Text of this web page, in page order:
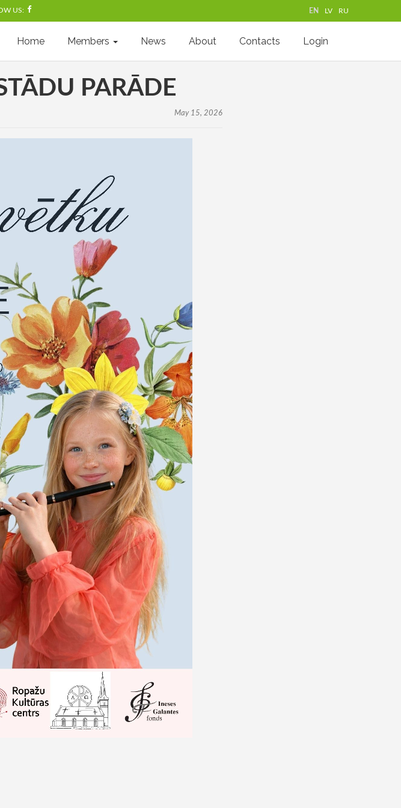
US: EN LV RU
Home Members News About Contacts Login
PARĀDE
May 15, 2026